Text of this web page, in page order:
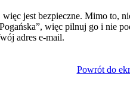
jest bezpieczne. Mimo to,
więc pilnuj go i nie
adres e-mail.
Powrót do